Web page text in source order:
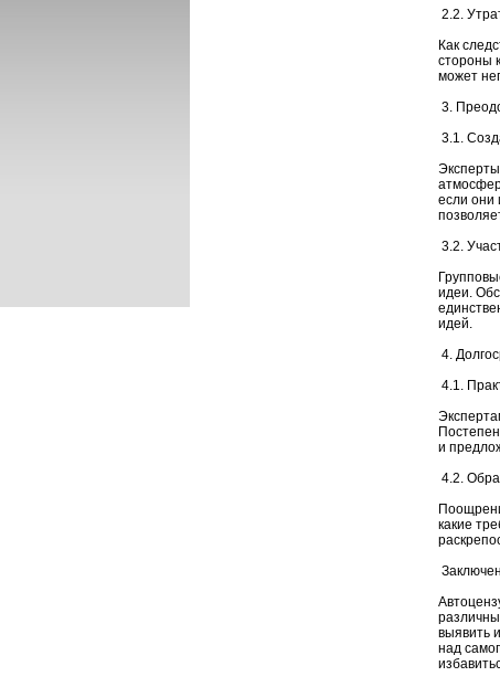
2.2.
Как
стороны
может
3.
3.1.
если они
3.2.
идеи.
идей.
4.
4.1.
и
4.2.
какие
выявить
над